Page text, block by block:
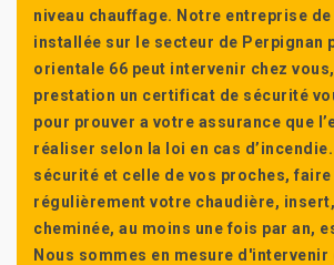
niveau chauffage. Notre entreprise
installée sur le secteur de Perpignan
orientale 66 peut intervenir chez
prestation un certificat de sécurité
pour prouver a votre assurance que
réaliser selon la loi en cas
sécurité et celle de vos proches,
régulièrement votre chaudière,
cheminée, au moins une fois par an,
Nous sommes en mesure d'intervenir